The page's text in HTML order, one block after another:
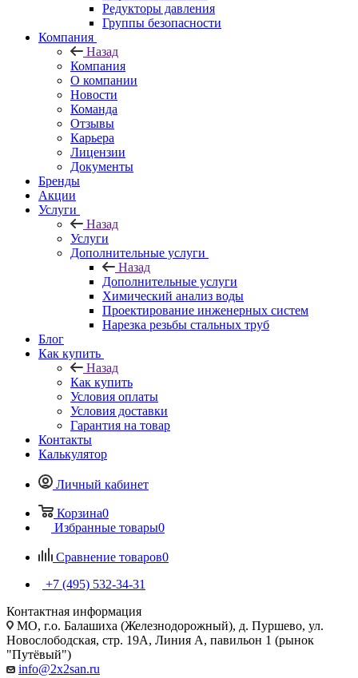
Редукторы давления
Группы безопасности
Компания
Назад
Компания
О компании
Новости
Команда
Отзывы
Карьера
Лицензии
Документы
Бренды
Акции
Услуги
Назад
Услуги
Дополнительные услуги
Назад
Дополнительные услуги
Химический анализ воды
Проектирование инженерных систем
Нарезка резьбы стальных труб
Блог
Как купить
Назад
Как купить
Условия оплаты
Условия доставки
Гарантия на товар
Контакты
Калькулятор
Личный кабинет
Корзина0
Избранные товары0
Сравнение товаров0
+7 (495) 532‑34‑31
Контактная информация
МО, г.о. Балашиха (Железнодорожный), д. Пуршево, ул.
Новослободская, стр. 19А, Линия А, павильон 1 (рынок
"Путёвый")
info@2x2san.ru